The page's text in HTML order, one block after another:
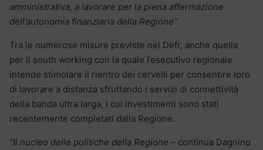
amministrativa, a lavorare per la piena affermazione
dell’autonomia finanziaria della Regione”.
Tra le numerose misure previste nel Defr, anche quella
per il south working con la quale l’esecutivo regionale
intende stimolare il rientro dei cervelli per consentire loro
di lavorare a distanza sfruttando i servizi di connettività
della banda ultra larga, i cui investimenti sono stati
recentemente completati dalla Regione.
“Il nucleo delle politiche della Regione – continua Dagnino